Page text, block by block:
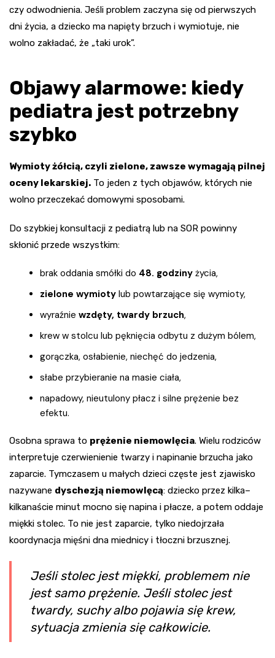
czy odwodnienia. Jeśli problem zaczyna się od pierwszych
dni życia, a dziecko ma napięty brzuch i wymiotuje, nie
wolno zakładać, że „taki urok”.
Objawy alarmowe: kiedy
pediatra jest potrzebny
szybko
Wymioty żółcią, czyli zielone, zawsze wymagają pilnej
oceny lekarskiej. To jeden z tych objawów, których nie
wolno przeczekać domowymi sposobami.
Do szybkiej konsultacji z pediatrą lub na SOR powinny
skłonić przede wszystkim:
brak oddania smółki do 48. godziny życia,
zielone wymioty lub powtarzające się wymioty,
wyraźnie wzdęty, twardy brzuch,
krew w stolcu lub pęknięcia odbytu z dużym bólem,
gorączka, osłabienie, niechęć do jedzenia,
słabe przybieranie na masie ciała,
napadowy, nieutulony płacz i silne prężenie bez
efektu.
Osobna sprawa to prężenie niemowlęcia. Wielu rodziców
interpretuje czerwienienie twarzy i napinanie brzucha jako
zaparcie. Tymczasem u małych dzieci częste jest zjawisko
nazywane dyschezją niemowlęcą: dziecko przez kilka–
kilkanaście minut mocno się napina i płacze, a potem oddaje
miękki stolec. To nie jest zaparcie, tylko niedojrzała
koordynacja mięśni dna miednicy i tłoczni brzusznej.
Jeśli stolec jest miękki, problemem nie
jest samo prężenie. Jeśli stolec jest
twardy, suchy albo pojawia się krew,
sytuacja zmienia się całkowicie.